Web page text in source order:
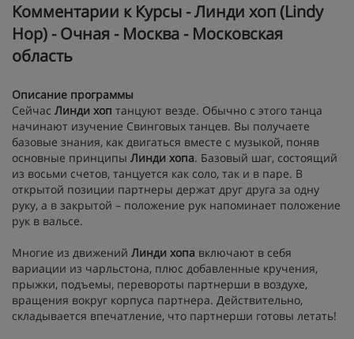
Kомментарии к Курсы - Линди хоп (Lindy
Hop) - Очная - Москва - Московская
область
Описание программы
Сейчас Линди хоп танцуют везде. Обычно с этого танца
начинают изучение Свинговых танцев. Вы получаете
базовые знания, как двигаться вместе с музыкой, поняв
основные принципы Линди хопа. Базовый шаг, состоящий
из восьми счетов, танцуется как соло, так и в паре. В
открытой позиции партнеры держат друг друга за одну
руку, а в закрытой – положение рук напоминает положение
рук в вальсе.
Многие из движений Линди хопа включают в себя
вариации из чарльстона, плюс добавленные кручения,
прыжки, подъемы, перевороты партнерши в воздухе,
вращения вокруг корпуса партнера. Действительно,
складывается впечатление, что партнерши готовы летать!